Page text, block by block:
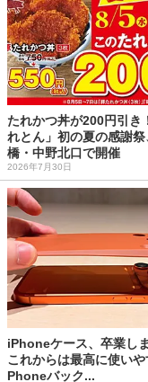
たれかつ丼が200円引き
れとん」初の夏の感謝祭
橋・中野北口で開催
2026年7月30日
iPhoneケース、卒業しま
これからは最高に使い
Phoneバック...